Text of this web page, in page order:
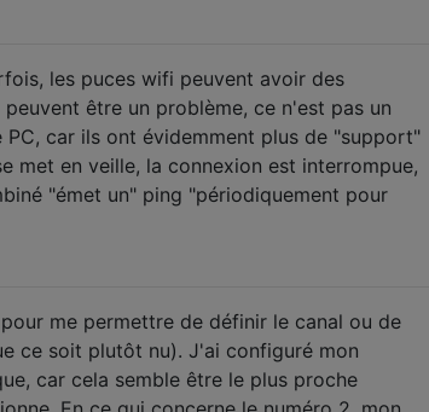
les puces wifi peuvent avoir des
être un problème, ce n'est pas un
car ils ont évidemment plus de "support"
met en veille, la connexion est interrompue,
"émet un" ping "périodiquement pour
me permettre de définir le canal ou de
ce soit plutôt nu). J'ai configuré mon
car cela semble être le plus proche